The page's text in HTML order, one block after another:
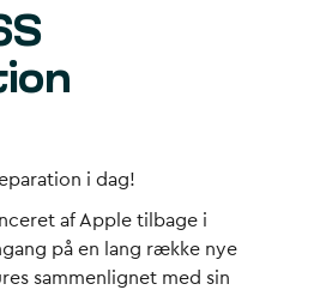
90
i dag!
af Apple tilbage i
på en lang række nye
sammenlignet med sin